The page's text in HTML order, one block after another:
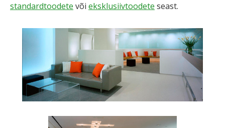
standardtoodete või eksklusiivtoodete seast.